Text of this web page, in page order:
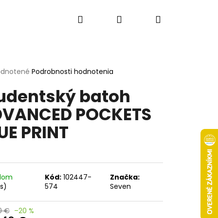
Hľadať PrihlásenieNákupný
Podrobnosti hodnotenia
batoh
POCKETS
PRINT
Kód: 102447-
574
Značka:
Seven
€ –20 %
Nasledujúce